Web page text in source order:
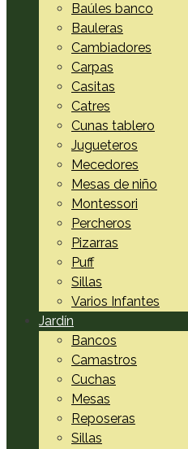
Baúles banco
Bauleras
Cambiadores
Carpas
Casitas
Catres
Cunas tablero
Jugueteros
Mecedores
Mesas de niño
Montessori
Percheros
Pizarras
Puff
Sillas
Varios Infantes
Jardín
Bancos
Camastros
Cuchas
Mesas
Reposeras
Sillas